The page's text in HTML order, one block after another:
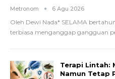
Metronom 6 Agu 2026
Oleh Dewi Nada* SELAMA
terbiasa menganggap gangguan
Terapi Lintah:
Namun Tetap